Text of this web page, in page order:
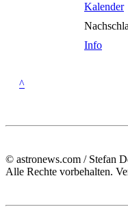
Kalender
Info
^
© astronews.com / Stefan
Alle Rechte vorbehalten.